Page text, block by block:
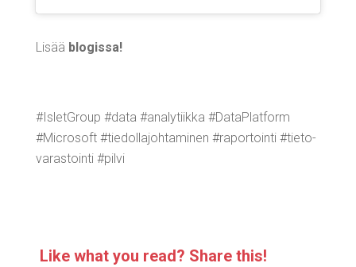
Lisää blo­gis­sa!
#IsletGroup #data #ana­ly­tiik­ka #DataPlat­form
#Mic­ro­soft #tie­dol­la­joh­ta­mi­nen #rapor­toin­ti #tie­to­
va­ras­toin­ti #pil­vi
Like what you read? Sha­re this!